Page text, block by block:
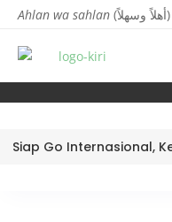
Ahlan wa sahlan (أهلاً وسهلاً)